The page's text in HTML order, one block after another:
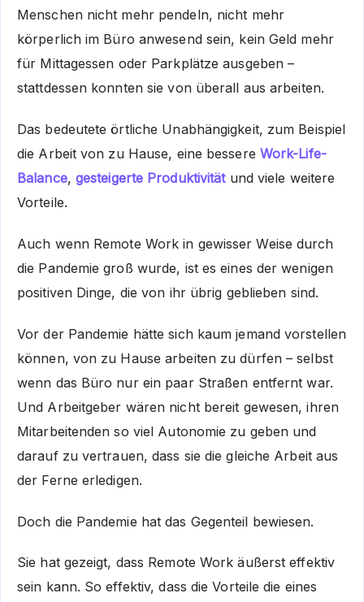
Menschen nicht mehr pendeln, nicht mehr
körperlich im Büro anwesend sein, kein Geld mehr
für Mittagessen oder Parkplätze ausgeben –
stattdessen konnten sie von überall aus arbeiten.
Das bedeutete örtliche Unabhängigkeit, zum Beispiel
die Arbeit von zu Hause, eine bessere Work-Life-
Balance, gesteigerte Produktivitätund viele weitere
Vorteile.
Auch wenn Remote Work in gewisser Weise durch
die Pandemie groß wurde, ist es eines der wenigen
positiven Dinge, die von ihr übrig geblieben sind.
Vor der Pandemie hätte sich kaum jemand vorstellen
können, von zu Hause arbeiten zu dürfen – selbst
wenn das Büro nur ein paar Straßen entfernt war.
Und Arbeitgeber wären nicht bereit gewesen, ihren
Mitarbeitenden so viel Autonomie zu geben und
darauf zu vertrauen, dass sie die gleiche Arbeit aus
der Ferne erledigen.
Doch die Pandemie hat das Gegenteil bewiesen.
Sie hat gezeigt, dass Remote Work äußerst effektiv
sein kann. So effektiv, dass die Vorteile die eines